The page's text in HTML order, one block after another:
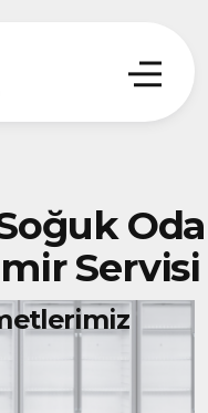
Oda
Servisi